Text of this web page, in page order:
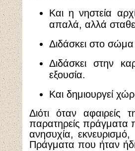
Και η νηστεία
απαλά, αλλά
Διδάσκει στο
Διδάσκει στην
εξουσία.
Και δημιουργεί
Διότι όταν αφαιρείς
παρατηρείς πράγματα
ανησυχία,
Πράγματα που ήταν